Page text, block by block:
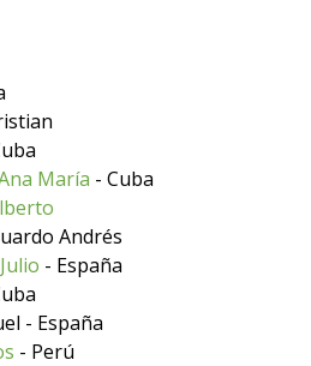
María - Cuba
Andrés
- España
- España
- Perú